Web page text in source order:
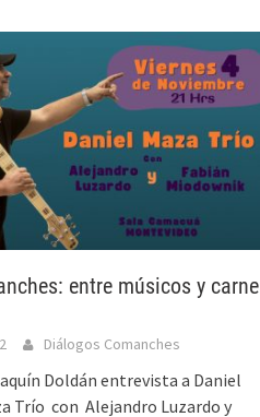
entre músicos y carne
Diálogos Comanches
Doldán entrevista a Daniel
Trío con Alejandro Luzardo y